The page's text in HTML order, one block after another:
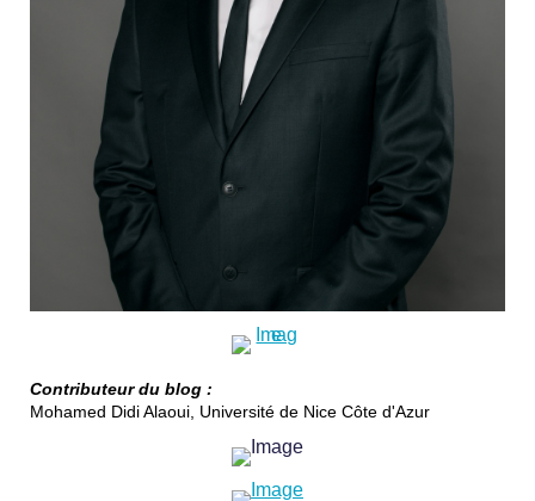
Contributeur du blog :
Mohamed Didi Alaoui, Université de Nice Côte d'Azur